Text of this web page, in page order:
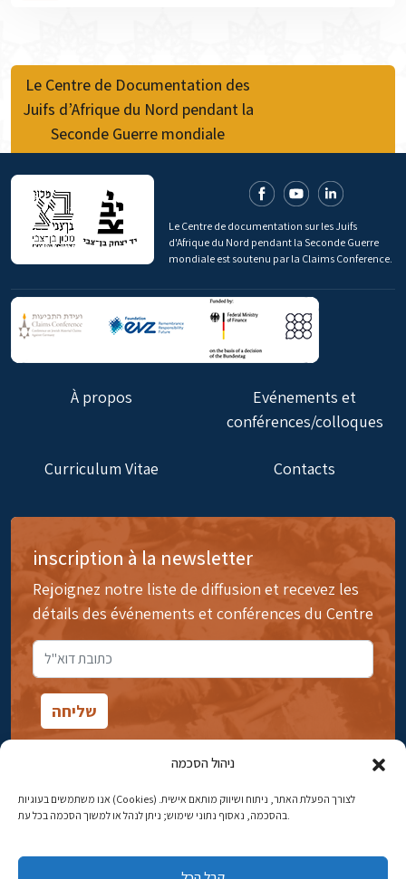
ניהול הסכמה
אנו משתמשים בעוגיות (Cookies) לצורך הפעלת האתר, ניתוח ושיווק מותאם אישית.
בהסכמה, נאסוף נתוני שימוש; ניתן לנהל או למשוך הסכמה בכל עת.
Le Centre de Documentation des
Juifs d’Afrique du Nord pendant la
Seconde Guerre mondiale
Le Centre de documentation sur les Juifs
d'Afrique du Nord pendant la Seconde Guerre
mondiale est soutenu par la Claims Conference.
À propos
Evénements et
conférences/colloques
Curriculum Vitae Contacts
inscription à la newsletter
Rejoignez notre liste de diffusion et recevez les
détails des événements et conférences du Centre
14rue Ibn Gavirol, Rehavia, Jérusalem